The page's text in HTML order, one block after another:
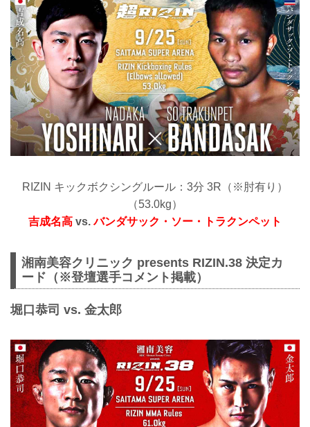
RIZIN キックボクシングルール：3分 3R（※肘有り）
（53.0kg）
吉成名高 vs.バンダサック・ソー・トラクンペット
湘南美容クリニック presents RIZIN.38 決定カ
ード（※登壇選手コメント掲載）
堀口恭司 vs. 金太郎